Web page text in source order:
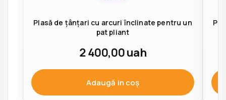
Plasă de țânțari cu arcuri înclinate pentru un
pat pliant
2 400,00uah
Adaugă in coş